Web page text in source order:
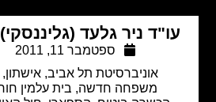
ניר גלעד (גליננסקי) ז"ל
ספטמבר 11, 2011
אוניברסיטת תל אביב,אישתון,ארגון
משפחה חדשה, בית עלמין חורשים ,